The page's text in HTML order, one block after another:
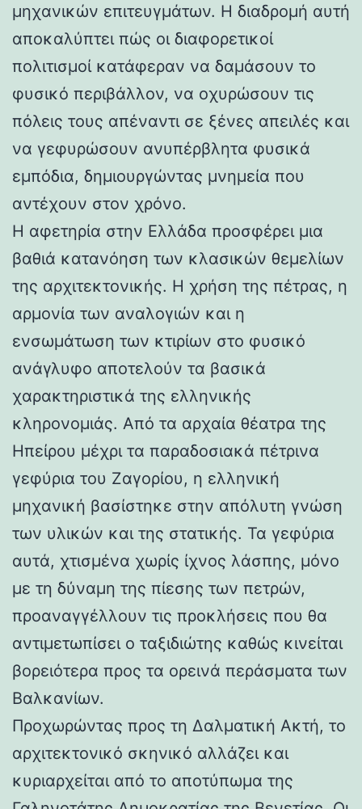
μηχανικών επιτευγμάτων. Η διαδρομή αυτή
αποκαλύπτει πώς οι διαφορετικοί
πολιτισμοί κατάφεραν να δαμάσουν το
φυσικό περιβάλλον, να οχυρώσουν τις
πόλεις τους απέναντι σε ξένες απειλές και
να γεφυρώσουν ανυπέρβλητα φυσικά
εμπόδια, δημιουργώντας μνημεία που
αντέχουν στον χρόνο.
Η αφετηρία στην Ελλάδα προσφέρει μια
βαθιά κατανόηση των κλασικών θεμελίων
της αρχιτεκτονικής. Η χρήση της πέτρας, η
αρμονία των αναλογιών και η
ενσωμάτωση των κτιρίων στο φυσικό
ανάγλυφο αποτελούν τα βασικά
χαρακτηριστικά της ελληνικής
κληρονομιάς. Από τα αρχαία θέατρα της
Ηπείρου μέχρι τα παραδοσιακά πέτρινα
γεφύρια του Ζαγορίου, η ελληνική
μηχανική βασίστηκε στην απόλυτη γνώση
των υλικών και της στατικής. Τα γεφύρια
αυτά, χτισμένα χωρίς ίχνος λάσπης, μόνο
με τη δύναμη της πίεσης των πετρών,
προαναγγέλλουν τις προκλήσεις που θα
αντιμετωπίσει ο ταξιδιώτης καθώς κινείται
βορειότερα προς τα ορεινά περάσματα των
Βαλκανίων.
Προχωρώντας προς τη Δαλματική Ακτή, το
αρχιτεκτονικό σκηνικό αλλάζει και
κυριαρχείται από το αποτύπωμα της